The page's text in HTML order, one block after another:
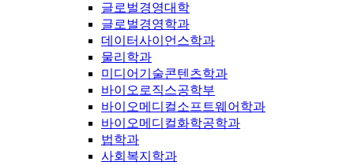
글로벌경영대학
글로벌경영학과
데이터사이언스학과
물리학과
미디어기술콘텐츠학과
바이오로직스공학부
바이오메디컬소프트웨어학과
바이오메디컬화학공학과
법학과
사회복지학과